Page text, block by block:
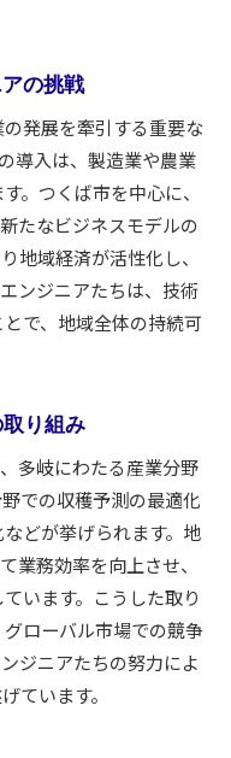
の挑戦
発展を牽引する重要な
導入は、製造業や農業
。つくば市を中心に、
たなビジネスモデルの
地域経済が活性化し、
ンジニアたちは、技術
で、地域全体の持続可
り組み
多岐にわたる産業分野
での収穫予測の最適化
どが挙げられます。地
業務効率を向上させ、
います。こうした取り
ローバル市場での競争
ジニアたちの努力によ
ています。